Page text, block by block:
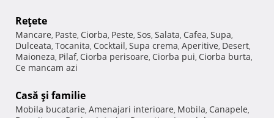
Reţete
Mancare, Paste, Ciorba, Peste, Sos, Salata, Cafea, Supa,
Dulceata, Tocanita, Cocktail, Supa crema, Aperitive, Desert,
Maioneza, Pilaf, Ciorba perisoare, Ciorba pui, Ciorba burta,
Ce mancam azi
Casă şi familie
Mobila bucatarie, Amenajari interioare, Mobila, Canapele,